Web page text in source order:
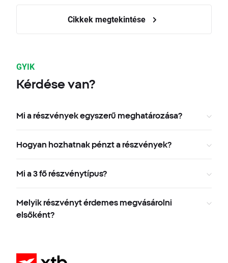
Cikkek megtekintése
GYIK
Kérdése van?
Mi a részvények egyszerű meghatározása?
Hogyan hozhatnak pénzt a részvények?
Mi a 3 fő részvénytípus?
Melyik részvényt érdemes megvásárolni
elsőként?